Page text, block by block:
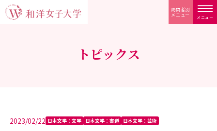
メニュー
訪問者別
メニュー
トピックス
2023/02/22 日本文学：文学 日本文学：書道 日本文学：芸術